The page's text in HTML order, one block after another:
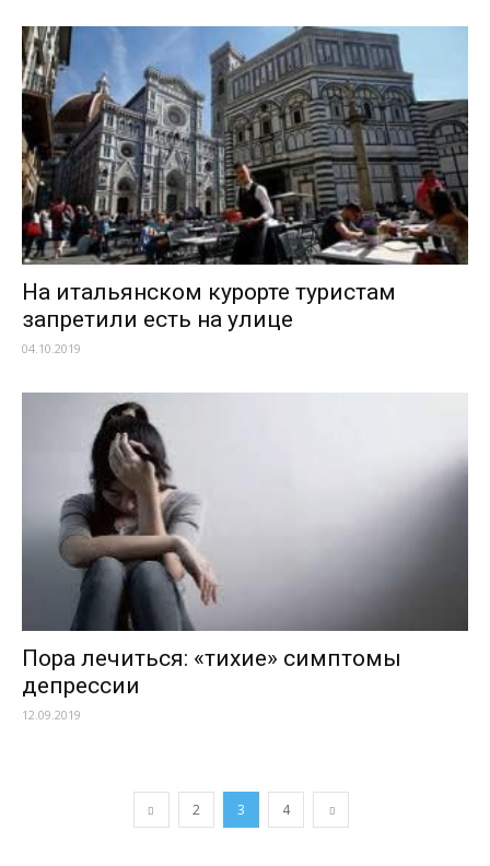
На итальянском курорте туристам
запретили есть на улице
04.10.2019
Пора лечиться: «тихие» симптомы
депрессии
12.09.2019
2 3 4